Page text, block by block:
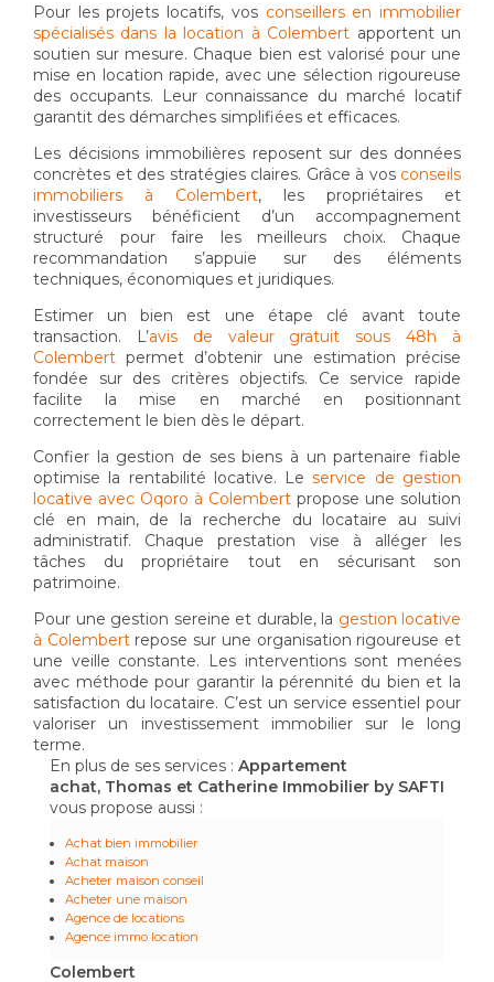
Pour les projets locatifs, vos conseillers en immobilier
spécialisés dans la location à Colembert apportent un
soutien sur mesure. Chaque bien est valorisé pour une
mise en location rapide, avec une sélection rigoureuse
des occupants. Leur connaissance du marché locatif
garantit des démarches simplifiées et efficaces.
Les décisions immobilières reposent sur des données
concrètes et des stratégies claires. Grâce à vos conseils
immobiliers à Colembert, les propriétaires et
investisseurs bénéficient d’un accompagnement
structuré pour faire les meilleurs choix. Chaque
recommandation s’appuie sur des éléments
techniques, économiques et juridiques.
Estimer un bien est une étape clé avant toute
transaction. L’avis de valeur gratuit sous 48h à
Colembert permet d’obtenir une estimation précise
fondée sur des critères objectifs. Ce service rapide
facilite la mise en marché en positionnant
correctement le bien dès le départ.
Confier la gestion de ses biens à un partenaire fiable
optimise la rentabilité locative. Leservice de gestion
locative avec Oqoro à Colembert propose une solution
clé en main, de la recherche du locataire au suivi
administratif. Chaque prestation vise à alléger les
tâches du propriétaire tout en sécurisant son
patrimoine.
Pour une gestion sereine et durable, la gestion locative
à Colembertrepose sur une organisation rigoureuse et
une veille constante. Les interventions sont menées
avec méthode pour garantir la pérennité du bien et la
satisfaction du locataire. C’est un service essentiel pour
valoriser un investissement immobilier sur le long
terme.
En plus de ses services : Appartement
achat, Thomas et Catherine Immobilier by SAFTI
vous propose aussi :
Achat bien immobilier
Achat maison
Acheter maison conseil
Acheter une maison
Agence de locations
Agence immo location
Colembert